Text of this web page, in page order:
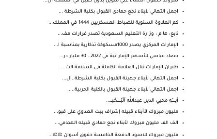
اجمل التهاني لأبناء نجع حمادى القبول بكلية الشرطة ...
كم العلاوة السنوية للضباط العسكريين 1444 في المملك...
تابع: هاام : وزارة التعليم السعودية تصدر قرارات مف...
الإمارات المركزي يصدر 1000مسكوكة تذكارية بمناسبة ا...
حصاد قياسي للأسهم الإماراتية في 2022.. 30 مليار در...
طيران الإمارات تنال العلامة الكاملة في السلامة الت...
اجمل التهاني لأبناء جهينة القبول بكلية الشرطة..ال...
اجمل التهاني لأبناء جهينة القبول بالكلية الحربية....
أيـــــــّهِ محيي الدين عبدالله آلَبّـــــــحًيـــ...
مليون مبروك لأأبناء قبيله إشراف بيت العدوي على قبو...
الف الف مليون مبروك لأبناء نجع حمادي قبيله الهمامي...
مليون مبروك للاسود الدفعة الخامسة حقوق أسوان ⚖️⚖️...